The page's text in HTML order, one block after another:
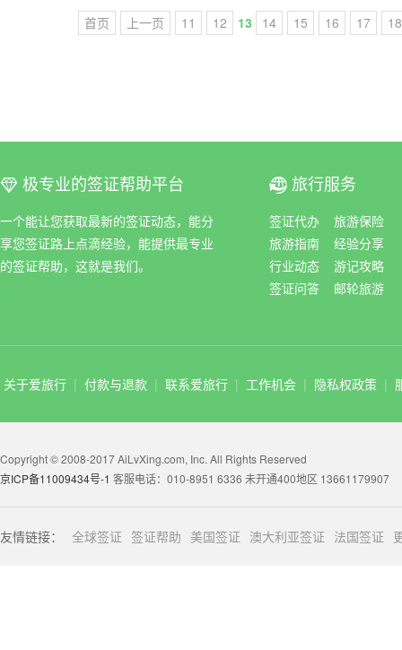
首页 上一页 11 12 13 14 15 16 17 18
ꀆ 极专业的签证帮助平台
一个能让您获取最新的签证动态，能分
享您签证路上点滴经验，能提供最专业
的签证帮助，这就是我们。
ꀇ 旅行服务
签证代办
旅游保险
旅游指南
经验分享
行业动态
游记攻略
签证问答
邮轮旅游
关于爱旅行 | 付款与退款 | 联系爱旅行 | 工作机会 | 隐私权政策 |
Copyright © 2008-2017 AiLvXing.com, Inc. All Rights Reserved
京ICP备11009434号-1 客服电话：010-8951 6336 未开通400地区 13661179907
友情链接： 全球签证 签证帮助 美国签证 澳大利亚签证 法国签证